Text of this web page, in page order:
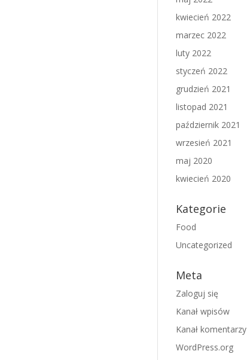
kwiecień 2022
marzec 2022
luty 2022
styczeń 2022
grudzień 2021
listopad 2021
październik 2021
wrzesień 2021
maj 2020
kwiecień 2020
Kategorie
Food
Uncategorized
Meta
Zaloguj się
Kanał wpisów
Kanał komentarzy
WordPress.org